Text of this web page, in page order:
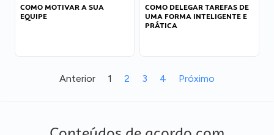
COMO MOTIVAR A SUA
EQUIPE
COMO DELEGAR TAREFAS DE
UMA FORMA INTELIGENTE E
PRÁTICA
Anterior 1 2 3 4 Próximo